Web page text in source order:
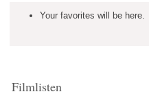
Your favorites will be here.
Filmlisten